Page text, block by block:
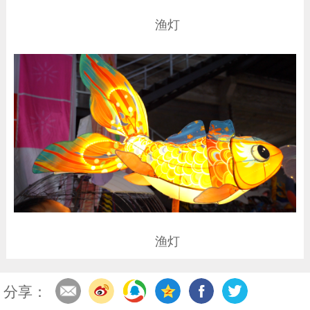
渔灯
渔灯
分享：